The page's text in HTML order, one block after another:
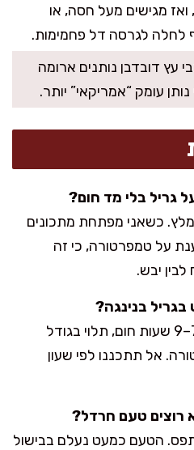
מגישים מעל חסה, או
לחלה לגרסה דל פחמימות.
עץ דובדבן נותנים ארומה
עומק “אמריקאי” יותר.
גריל בלי מד חום?
כשאני מפתחת מתכונים
על טמפרטורה, כי זה
לבין יבש.
בנינגה?
ברוב הפעמים אצלי זה 7–9 שעות חום, תלוי בגודל
אל תתכננו לפי שעון
רוצים טעם חרדל?
הטעם כמעט נעלם בבישול